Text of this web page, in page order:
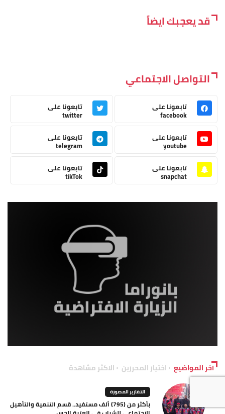
قد يعجبك ايضاً
التواصل الاجتماعي
تابعونا على
facebook
تابعونا على
twitter
تابعونا على
youtube
تابعونا على
telegram
تابعونا على
snapchat
تابعونا على
tikTok
آخر المواضيع اختيار المحررين الاكثر مشاهدة
التقارير المصورة
بأكثر من (795) ألف مستفيد.. قسم التنمية والتأهيل